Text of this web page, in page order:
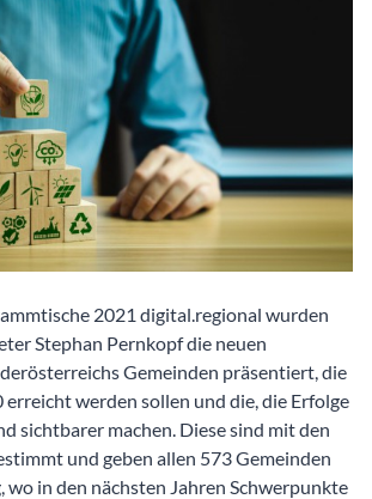
2021 digital.regional wurden
Stephan Pernkopf die neuen
Gemeinden präsentiert, die
erreicht werden sollen und die, die Erfolge
sichtbarer machen. Diese sind mit den
und geben allen 573 Gemeinden
in den nächsten Jahren Schwerpunkte